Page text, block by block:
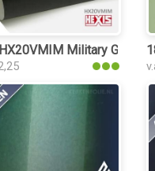
keukenfolieMilitary Green